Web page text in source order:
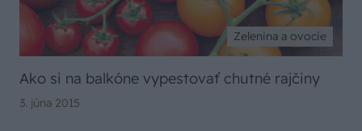
Zelenina a ovocie
Ako si na balkóne vypestovať chutné rajčiny
3. júna 2015